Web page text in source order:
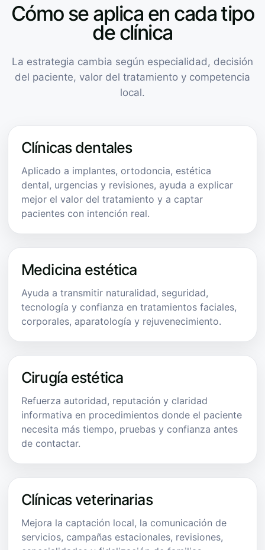
Cómo se aplica en cada tipo
de clínica
La estrategia cambia según especialidad, decisión
del paciente, valor del tratamiento y competencia
local.
Clínicas dentales
Aplicado a implantes, ortodoncia, estética
dental, urgencias y revisiones, ayuda a explicar
mejor el valor del tratamiento y a captar
pacientes con intención real.
Medicina estética
Ayuda a transmitir naturalidad, seguridad,
tecnología y confianza en tratamientos faciales,
corporales, aparatología y rejuvenecimiento.
Cirugía estética
Refuerza autoridad, reputación y claridad
informativa en procedimientos donde el paciente
necesita más tiempo, pruebas y confianza antes
de contactar.
Clínicas veterinarias
Mejora la captación local, la comunicación de
servicios, campañas estacionales, revisiones,